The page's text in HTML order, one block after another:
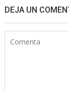
DEJA UN